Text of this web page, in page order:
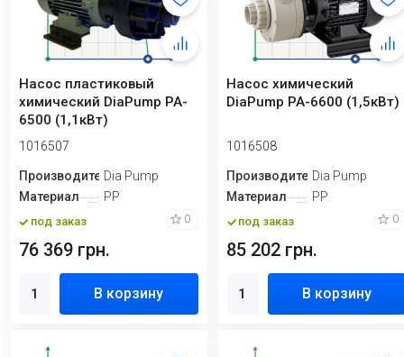
Насос пластиковый
химический DiaPump PA-
6500 (1,1кВт)
1016507
ПроизводительDia Pump
Материал
PP
под заказ 0
76 369 грн.
В корзину
Насос химический
DiaPump PA-6600 (1,5кВт)
1016508
ПроизводительDia Pump
Материал
PP
под заказ 0
85 202 грн.
В корзину